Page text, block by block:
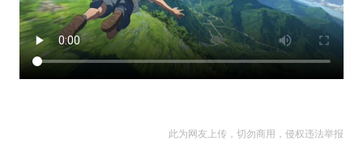
此为网友上传，切勿商用，侵权违法举报